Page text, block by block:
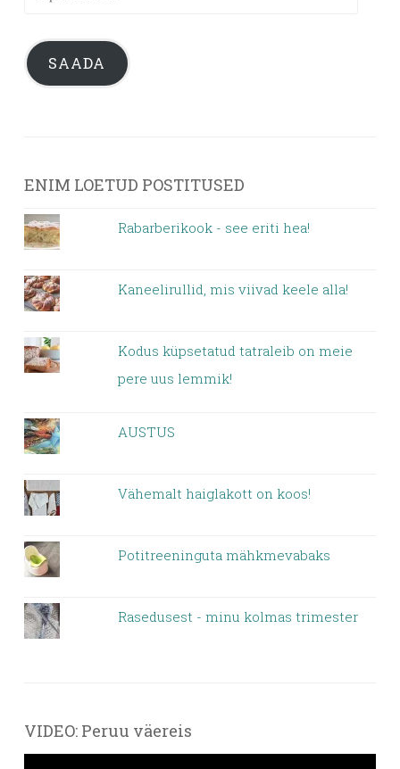
aadress
SAADA
ENIM LOETUD POSTITUSED
Rabarberikook - see eriti hea!
Kaneelirullid, mis viivad keele alla!
Kodus küpsetatud tatraleib on meie
pere uus lemmik!
AUSTUS
Vähemalt haiglakott on koos!
Potitreeninguta mähkmevabaks
Rasedusest - minu kolmas trimester
VIDEO: Peruu väereis